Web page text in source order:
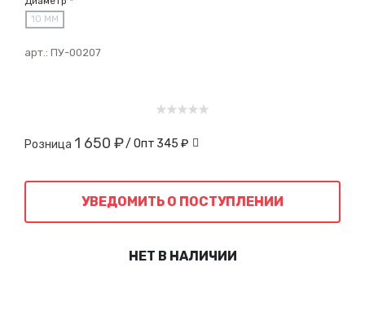
10 ММ
арт.: ПУ-00207
Розница 1 650 ₽/ Опт 345 ₽
УВЕДОМИТЬ О ПОСТУПЛЕНИИ
НЕТ В НАЛИЧИИ